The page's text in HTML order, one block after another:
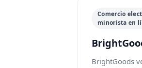
Comercio
minorista en
BrightGoods